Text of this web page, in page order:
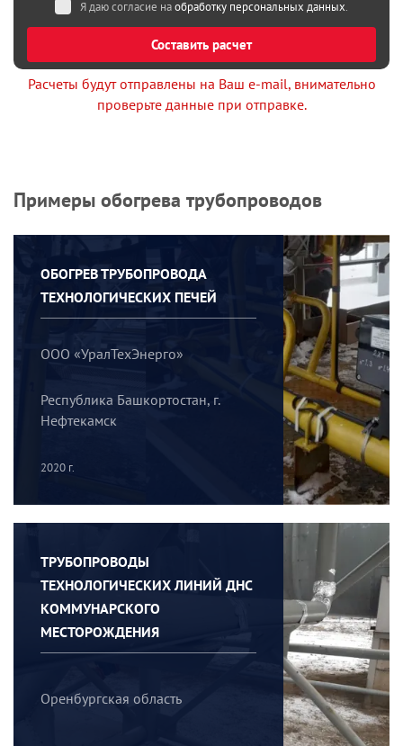
Составить расчет
Я даю согласие наобработку персональных данных.
Расчеты будут отправлены на Ваш e-mail, внимательно
проверьте данные при отправке.
Примеры обогрева трубопроводов
ОБОГРЕВ ТРУБОПРОВОДА
ТЕХНОЛОГИЧЕСКИХ ПЕЧЕЙ
ООО «УралТехЭнерго»
Республика Башкортостан, г.
Нефтекамск
2020 г.
ТРУБОПРОВОДЫ
ТЕХНОЛОГИЧЕСКИХ ЛИНИЙ ДНС
КОММУНАРСКОГО
МЕСТОРОЖДЕНИЯ
Оренбургская область